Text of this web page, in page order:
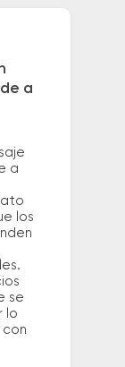
a
a
los
se
lo